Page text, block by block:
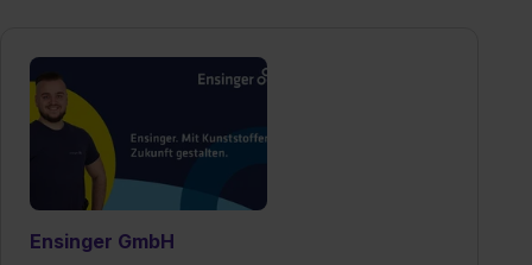
Ensinger GmbH